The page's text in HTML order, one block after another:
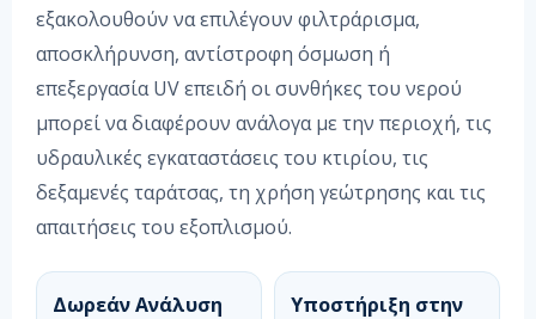
εξακολουθούν να επιλέγουν φιλτράρισμα,
αποσκλήρυνση, αντίστροφη όσμωση ή
επεξεργασία UV επειδή οι συνθήκες του νερού
μπορεί να διαφέρουν ανάλογα με την περιοχή, τις
υδραυλικές εγκαταστάσεις του κτιρίου, τις
δεξαμενές ταράτσας, τη χρήση γεώτρησης και τις
απαιτήσεις του εξοπλισμού.
Δωρεάν Ανάλυση
Υποστήριξη στην